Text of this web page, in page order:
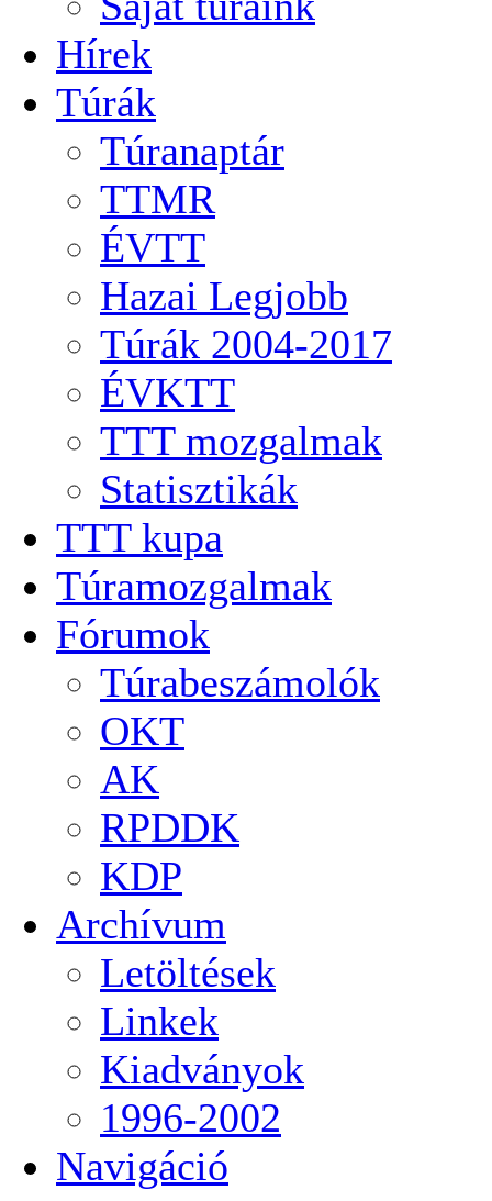
Hírek
Túrák
Túranaptár
TTMR
ÉVTT
Hazai Legjobb
Túrák 2004-2017
ÉVKTT
TTT mozgalmak
Statisztikák
TTT kupa
Túramozgalmak
Fórumok
Túrabeszámolók
OKT
AK
RPDDK
KDP
Archívum
Letöltések
Linkek
Kiadványok
1996-2002
Navigáció